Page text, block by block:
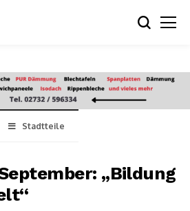
Stadtteile
„Bildung